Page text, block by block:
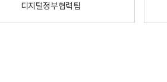
디지털정부협력팀